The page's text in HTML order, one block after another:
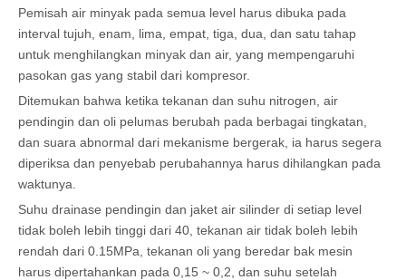
Pemisah air minyak pada semua level harus dibuka pada
interval tujuh, enam, lima, empat, tiga, dua, dan satu tahap
untuk menghilangkan minyak dan air, yang mempengaruhi
pasokan gas yang stabil dari kompresor.
Ditemukan bahwa ketika tekanan dan suhu nitrogen, air
pendingin dan oli pelumas berubah pada berbagai tingkatan,
dan suara abnormal dari mekanisme bergerak, ia harus segera
diperiksa dan penyebab perubahannya harus dihilangkan pada
waktunya.
Suhu drainase pendingin dan jaket air silinder di setiap level
tidak boleh lebih tinggi dari 40, tekanan air tidak boleh lebih
rendah dari 0.15MPa, tekanan oli yang beredar bak mesin
harus dipertahankan pada 0,15 ~ 0,2, dan suhu setelah